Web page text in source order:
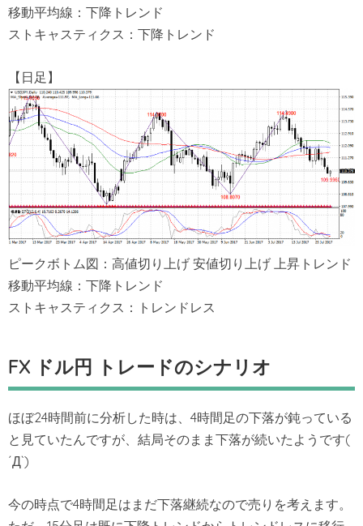
移動平均線：下降トレンド
ストキャスティクス：下降トレンド
【日足】
ピークボトム図：高値切り上げ 安値切り上げ 上昇トレンド
移動平均線：下降トレンド
ストキャスティクス：トレンドレス
FX ドル円 トレードのシナリオ
ほぼ24時間前に分析した時は、4時間足の下落が鈍っている
と見ていたんですが、結局そのまま下落が続いたようです(
´Д`)
今の時点で4時間足はまだ下落継続なので売りを考えます。